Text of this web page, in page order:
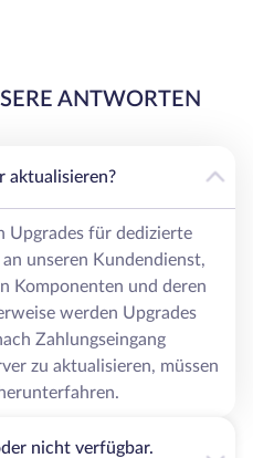
ANTWORTEN
aktualisieren?
Upgrades für dedizierte
unseren Kundendienst,
Komponenten und deren
werden Upgrades
Zahlungseingang
zu aktualisieren, müssen
nicht verfügbar.